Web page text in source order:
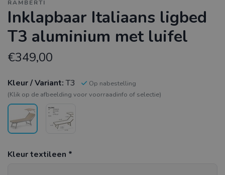
RAMBERTI
Inklapbaar Italiaans ligbed
T3 aluminium met luifel
€349,00
Kleur / Variant:T3
Op nabestelling
(Klik op de afbeelding voor voorraadinfo of selectie)
Kleur textileen *